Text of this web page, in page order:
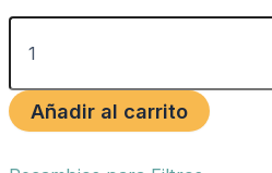
Añadir al carrito